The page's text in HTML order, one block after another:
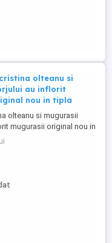
olteanu si
au inflorit
nou in tipla
olteanu si mugurasii
mugurasii original nou in
carcasa originala pret
tara prin posta sau curieri
mele este indicata
fizice